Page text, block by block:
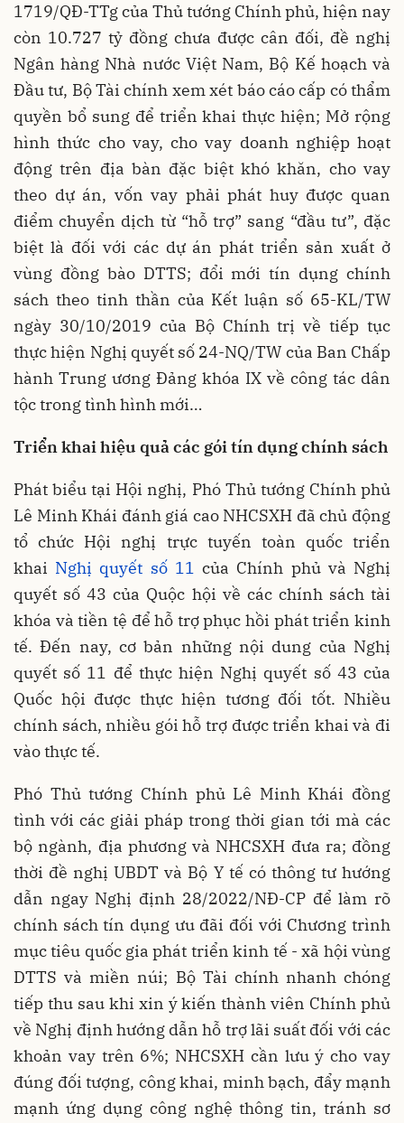
1719/QĐ-TTg của Thủ tướng Chính phủ, hiện nay
còn 10.727 tỷ đồng chưa được cân đối, đề nghị
Ngân hàng Nhà nước Việt Nam, Bộ Kế hoạch và
Đầu tư, Bộ Tài chính xem xét báo cáo cấp có thẩm
quyền bổ sung để triển khai thực hiện; Mở rộng
hình thức cho vay, cho vay doanh nghiệp hoạt
động trên địa bàn đặc biệt khó khăn, cho vay
theo dự án, vốn vay phải phát huy được quan
điểm chuyển dịch từ “hỗ trợ” sang “đầu tư”, đặc
biệt là đối với các dự án phát triển sản xuất ở
vùng đồng bào DTTS; đổi mới tín dụng chính
sách theo tinh thần của Kết luận số 65-KL/TW
ngày 30/10/2019 của Bộ Chính trị về tiếp tục
thực hiện Nghị quyết số 24-NQ/TW của Ban Chấp
hành Trung ương Đảng khóa IX về công tác dân
tộc trong tình hình mới…
Triển khai hiệu quả các gói tín dụng chính sách
Phát biểu tại Hội nghị, Phó Thủ tướng Chính phủ
Lê Minh Khái đánh giá cao NHCSXH đã chủ động
tổ chức Hội nghị trực tuyến toàn quốc triển
khai Nghị quyết số 11 của Chính phủ và Nghị
quyết số 43 của Quộc hội về các chính sách tài
khóa và tiền tệ để hỗ trợ phục hồi phát triển kinh
tế. Đến nay, cơ bản những nội dung của Nghị
quyết số 11 để thực hiện Nghị quyết số 43 của
Quốc hội được thực hiện tương đối tốt. Nhiều
chính sách, nhiều gói hỗ trợ được triển khai và đi
vào thực tế.
Phó Thủ tướng Chính phủ Lê Minh Khái đồng
tình với các giải pháp trong thời gian tới mà các
bộ ngành, địa phương và NHCSXH đưa ra; đồng
thời đề nghị UBDT và Bộ Y tế có thông tư hướng
dẫn ngay Nghị định 28/2022/NĐ-CP để làm rõ
chính sách tín dụng ưu đãi đối với Chương trình
mục tiêu quốc gia phát triển kinh tế - xã hội vùng
DTTS và miền núi; Bộ Tài chính nhanh chóng
tiếp thu sau khi xin ý kiến thành viên Chính phủ
về Nghị định hướng dẫn hỗ trợ lãi suất đối với các
khoản vay trên 6%; NHCSXH cần lưu ý cho vay
đúng đối tượng, công khai, minh bạch, đẩy mạnh
mạnh ứng dụng công nghệ thông tin, tránh sơ